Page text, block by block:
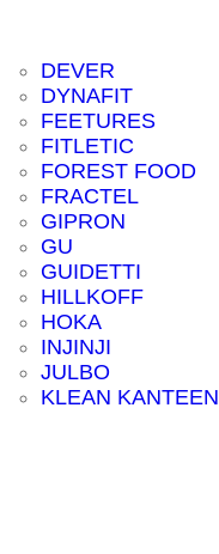
DEVER
DYNAFIT
FEETURES
FITLETIC
FOREST FOOD
FRACTEL
GIPRON
GU
GUIDETTI
HILLKOFF
HOKA
INJINJI
JULBO
KLEAN KANTEEN